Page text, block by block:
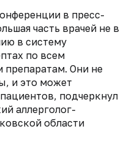
в пресс-
часть врачей не в
в систему
по всем
Они не
и это может
подчеркнул
аллерголог-
области